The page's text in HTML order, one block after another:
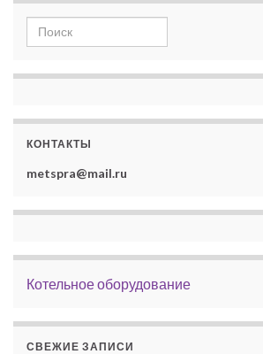
Search for:
КОНТАКТЫ
metspra@mail.ru
Котельное оборудование
СВЕЖИЕ ЗАПИСИ